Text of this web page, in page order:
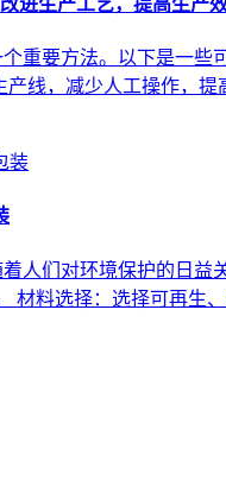
进生产工艺，提高生产
重要方法。以下是一
线，减少人工操作，
人们对环境保护的日
材料选择：选择可再生